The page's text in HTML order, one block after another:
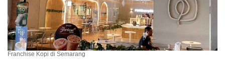
Franchise Kopi di Semarang